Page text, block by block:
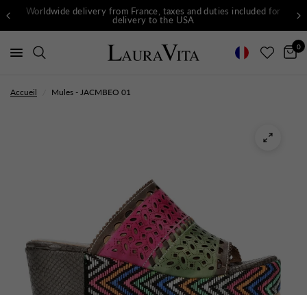
Worldwide delivery from France, taxes and duties included for
delivery to the USA
0
Accueil Mules - JACMBEO 01